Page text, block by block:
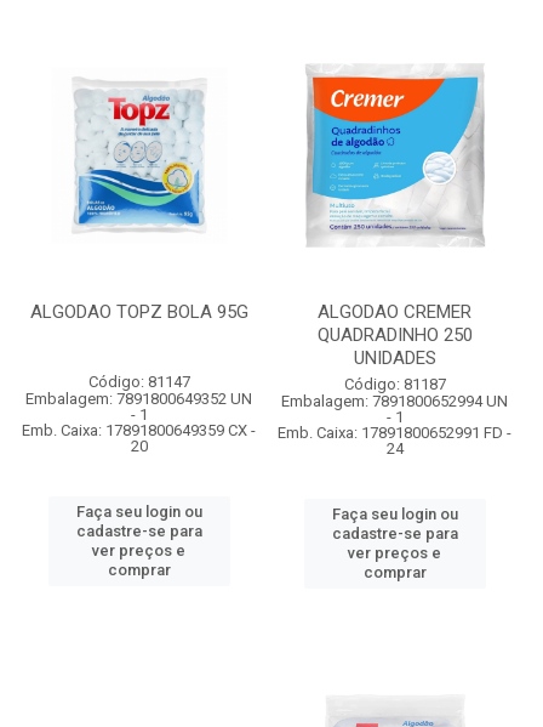
ALGODAO TOPZ BOLA 95G
Código: 81147
Embalagem: 7891800649352 UN
- 1
Emb. Caixa: 17891800649359 CX -
20
Faça seu login ou
cadastre-se para
ver preços e
comprar
ALGODAO CREMER
QUADRADINHO 250
UNIDADES
Código: 81187
Embalagem: 7891800652994 UN
- 1
Emb. Caixa: 17891800652991 FD -
24
Faça seu login ou
cadastre-se para
ver preços e
comprar